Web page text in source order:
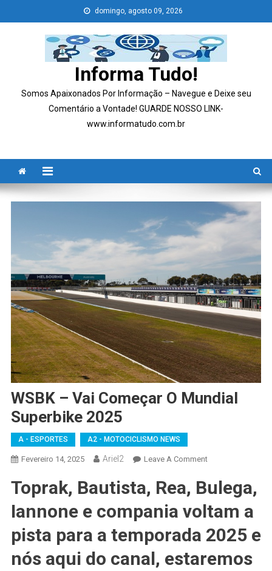
to
domingo, agosto 09, 2026
Informa Tudo!
Somos Apaixonados Por Informação – Navegue e Deixe seu
Comentário a Vontade! GUARDE NOSSO LINK-
www.informatudo.com.br
WSBK – Vai Começar O Mundial
Superbike 2025
A - ESPORTES A2 - MOTOCICLISMO NEWS
Fevereiro 14, 2025 Ariel2 Leave A CommentOn
–
Começar
O
Mundial
Superbike
Toprak, Bautista, Rea, Bulega,
Iannone e compania voltam a
pista para a temporada 2025 e
nós aqui do canal, estaremos